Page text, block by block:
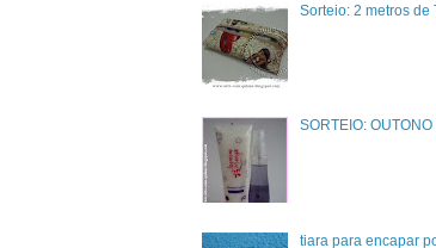
Sorteio: 2 metros de
SORTEIO:
tiara para encapar